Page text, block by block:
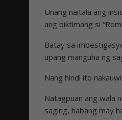
Unang naitala ang
ang biktimang si
Batay sa
upang manguha ng
Nang hindi ito
Natagpuan ang wala
saging, habang may